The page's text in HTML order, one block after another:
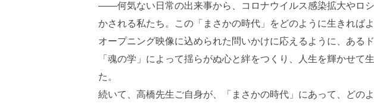
――何気ない日常の出来事から、コロナウイルス感染拡大やロ
かされる私たち。この「まさかの時代」をどのように生きれ
オープニング映像に込められた問いかけに応えるように、ある
「魂の学」によって揺らがぬ心と絆をつくり、人生を輝かせ
た。
続いて、高橋先生ご自身が、「まさかの時代」にあって、どの